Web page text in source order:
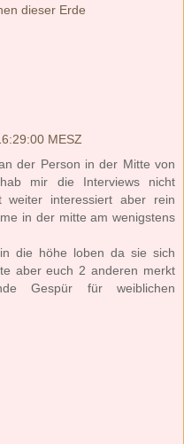
dieser Erde
MESZ
der Person in der Mitte von
mir die Interviews nicht
weiter interessiert aber rein
in der mitte am wenigstens
die höhe loben da sie sich
aber euch 2 anderen merkt
Gespür für weiblichen